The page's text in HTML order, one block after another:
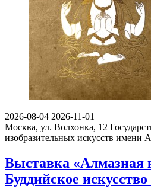
2026-08-04 2026-11-01
Москва, ул. Волхонка, 12
изобразительных искусств
Выставка «Алмазная
Буддийское